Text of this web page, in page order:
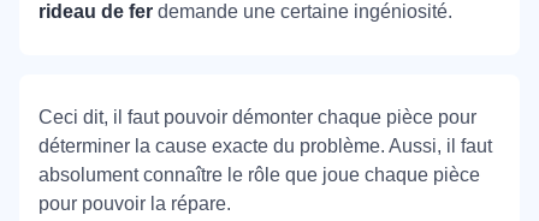
rideau de fer demande une certaine ingéniosité.
Ceci dit, il faut pouvoir démonter chaque pièce pour
déterminer la cause exacte du problème. Aussi, il faut
absolument connaître le rôle que joue chaque pièce
pour pouvoir la répare.